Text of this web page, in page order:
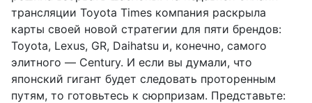
трансляции Toyota Times компания раскрыла
карты своей новой стратегии для пяти брендов:
Toyota, Lexus, GR, Daihatsu и, конечно, самого
элитного — Century. И если вы думали, что
японский гигант будет следовать проторенным
путям, то готовьтесь к сюрпризам. Представьте: